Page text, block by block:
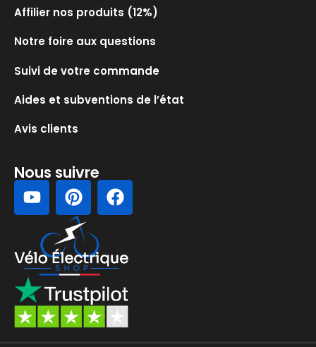
Affilier nos produits (12%)
Notre foire aux questions
Suivi de votre commande
Aides et subventions de l’état
Avis clients
Nous suivre